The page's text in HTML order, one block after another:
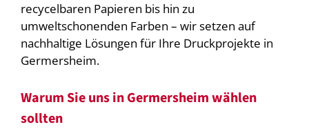
recycelbaren Papieren bis hin zu
umweltschonenden Farben – wir setzen auf
nachhaltige Lösungen für Ihre Druckprojekte in
Germersheim.
Warum Sie uns in Germersheim wählen
sollten